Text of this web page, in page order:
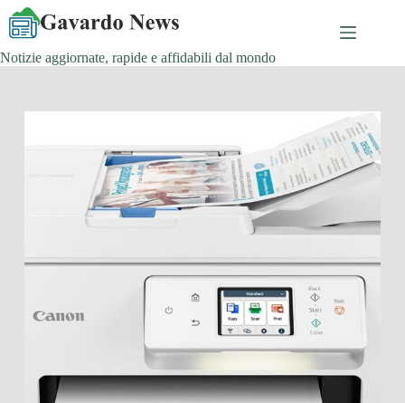
Salta
contenuto
Notizie aggiornate, rapide e affidabili dal mondo